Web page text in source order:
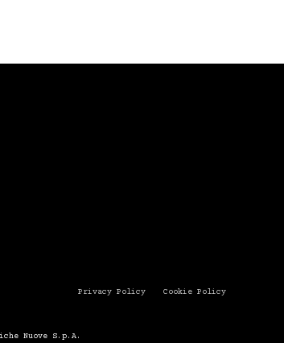
Privacy Policy Cookie Policy
Nuove S.p.A.